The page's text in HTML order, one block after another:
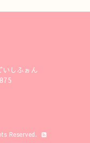
しふぉん
Reserved.